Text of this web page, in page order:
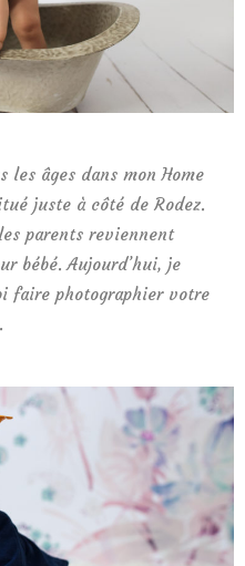
les âges dans mon Home
juste à côté de Rodez.
parents reviennent
bébé. Aujourd’hui, je
faire photographier votre